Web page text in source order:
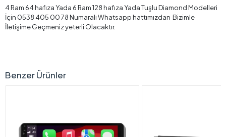
4 Ram 64 hafıza Yada 6 Ram 128 hafıza Yada Tuşlu Diamond Modelleri
İçin 0538 405 00 78 Numaralı Whatsapp hattımızdan Bizimle
İletişime Geçmeniz yeterli Olacaktır.
Benzer Ürünler